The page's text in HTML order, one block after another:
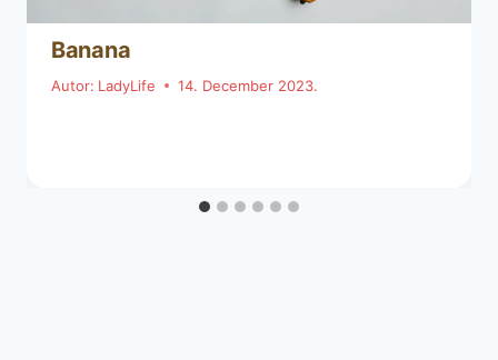
Banana
Autor: LadyLife 14. December 2023.